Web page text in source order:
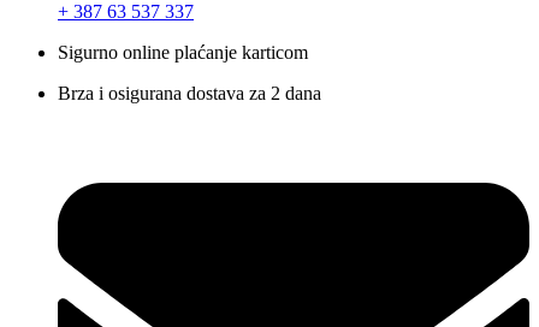
+ 387 63 537 337
Sigurno online plaćanje karticom
Brza i osigurana dostava za 2 dana